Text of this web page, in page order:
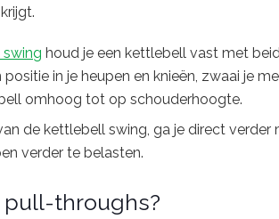
houd je een kettlebell vast met
in je heupen en knieën, zwaai je
omhoog tot op schouderhoogte.
de kettlebell swing, ga je direct
verder te belasten.
throughs?